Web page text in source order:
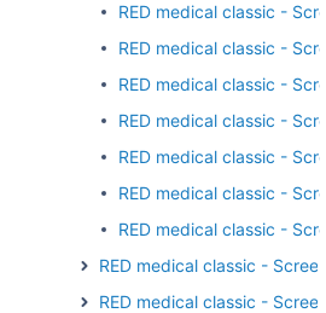
RED medical classic -
RED medical classic -
RED medical classic -
RED medical classic -
RED medical classic -
RED medical classic -
RED medical classic -
RED medical classic -
RED medical classic -